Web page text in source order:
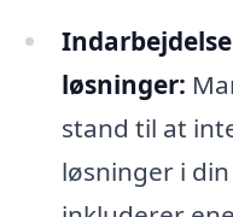
løsninger:
stand til at
løsninger i